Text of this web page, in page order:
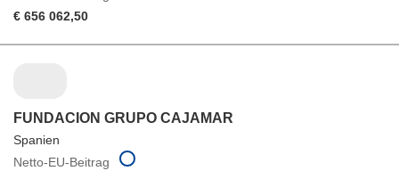
€ 656 062,50
FUNDACION GRUPO CAJAMAR
Spanien
Netto-EU-Beitrag